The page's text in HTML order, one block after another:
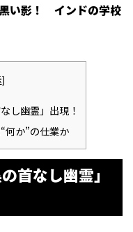
い影――！ インドの学校
]
し幽霊」出現！
何か”の仕業か
首なし幽霊」